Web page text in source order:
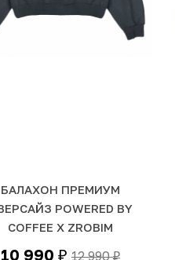
БАЛАХОН ПРЕМИУМ
POWERED BY
COFFEE Х ZROBIM
10 990 ₽ 12 990₽